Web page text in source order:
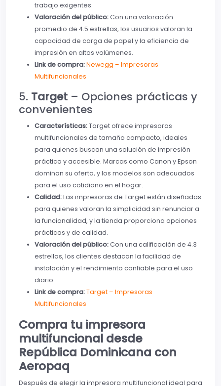
trabajo exigentes.
Valoración del público:Con una valoración
promedio de 4.5 estrellas, los usuarios valoran la
capacidad de carga de papel y la eficiencia de
impresión en altos volúmenes.
Link de compra:Newegg – Impresoras
Multifuncionales
5. Target – Opciones prácticas y
convenientes
Características:Target ofrece impresoras
multifuncionales de tamaño compacto, ideales
para quienes buscan una solución de impresión
práctica y accesible. Marcas como Canon y Epson
dominan su oferta, y los modelos son adecuados
para el uso cotidiano en el hogar.
Calidad:Las impresoras de Target están diseñadas
para quienes valoran la simplicidad sin renunciar a
la funcionalidad, y la tienda proporciona opciones
prácticas y de calidad.
Valoración del público:Con una calificación de 4.3
estrellas, los clientes destacan la facilidad de
instalación y el rendimiento confiable para el uso
diario.
Link de compra:Target – Impresoras
Multifuncionales
Compra tu impresora
multifuncional desde
República Dominicana con
Aeropaq
Después de elegir la impresora multifuncional ideal para